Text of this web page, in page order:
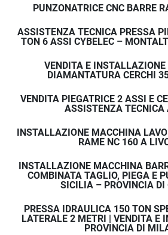
PUNZONATRICE CNC BARRE
ASSISTENZA TECNICA PRESSA
TON 6 ASSI CYBELEC –
VENDITA E INSTALLAZIONE
DIAMANTATURA CERCHI
VENDITA PIEGATRICE 2 ASSI E
ASSISTENZA TECNICA
INSTALLAZIONE MACCHINA
RAME NC 160 A
INSTALLAZIONE MACCHINA
COMBINATA TAGLIO, PIEGA E
SICILIA – PROVINCIA DI
PRESSA IDRAULICA 150 TON
LATERALE 2 METRI | VENDITA E
PROVINCIA DI